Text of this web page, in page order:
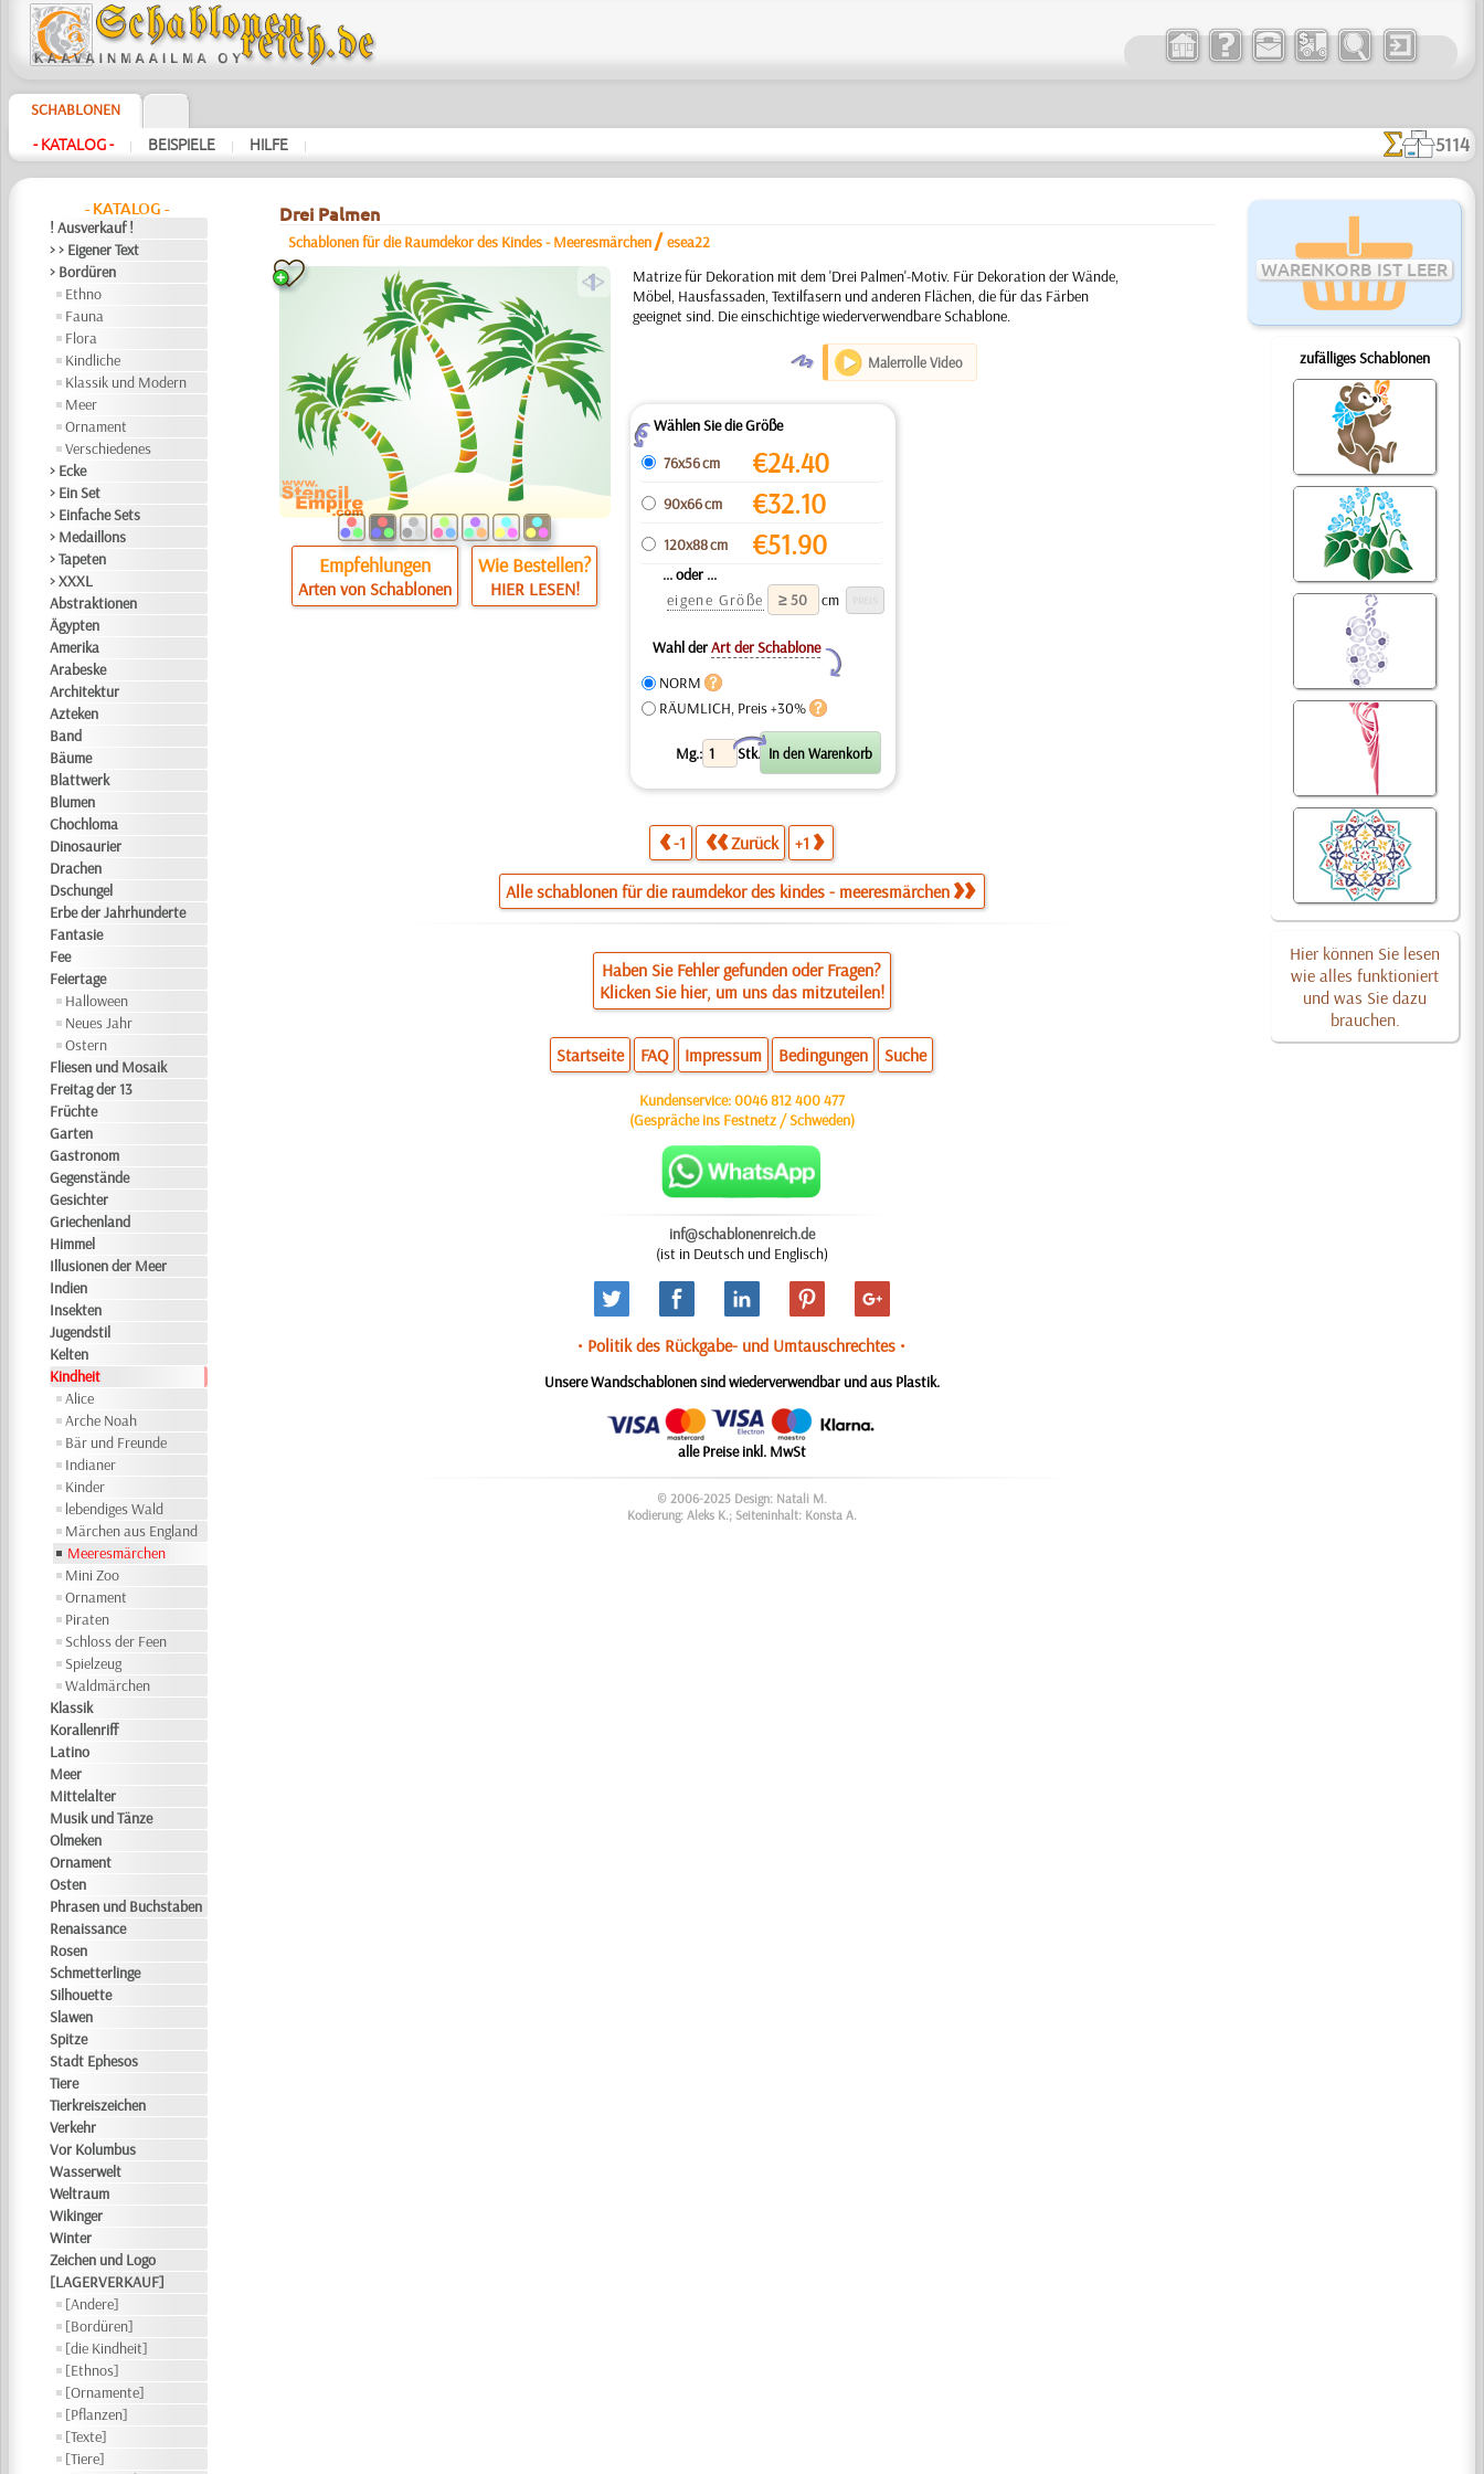
SCHABLONEN
- KATALOG - | BEISPIELE | HILFE | 5114
- KATALOG -
! Ausverkauf !
> > Eigener Text
> Bordüren
Ethno
Fauna
Flora
Kindliche
Klassik und Modern
Meer
Ornament
Verschiedenes
> Ecke
> Ein Set
> Einfache Sets
> Medaillons
> Tapeten
> XXXL
Abstraktionen
Ägypten
Amerika
Arabeske
Architektur
Azteken
Band
Bäume
Blattwerk
Blumen
Chochloma
Dinosaurier
Drachen
Dschungel
Erbe der Jahrhunderte
Fantasie
Fee
Feiertage
Halloween
Neues Jahr
Ostern
Fliesen und Mosaik
Freitag der 13
Früchte
Garten
Gastronom
Gegenstände
Gesichter
Griechenland
Himmel
Illusionen der Meer
Indien
Insekten
Jugendstil
Kelten
Kindheit
Alice
Arche Noah
Bär und Freunde
Indianer
Kinder
lebendiges Wald
Märchen aus England
Meeresmärchen
Mini Zoo
Ornament
Piraten
Schloss der Feen
Spielzeug
Waldmärchen
Klassik
Korallenriff
Latino
Meer
Mittelalter
Musik und Tänze
Olmeken
Ornament
Osten
Phrasen und Buchstaben
Renaissance
Rosen
Schmetterlinge
Silhouette
Slawen
Spitze
Stadt Ephesos
Tiere
Tierkreiszeichen
Verkehr
Vor Kolumbus
Wasserwelt
Weltraum
Wikinger
Winter
Zeichen und Logo
[LAGERVERKAUF]
[Andere]
[Bordüren]
[die Kindheit]
[Ethnos]
[Ornamente]
[Pflanzen]
[Texte]
[Tiere]
WARENKORB IST LEER
zufälliges Schablonen
Hier können Sie lesen
wie alles funktioniert
und was Sie dazu
brauchen.
Drei Palmen
Schablonen für die Raumdekor des Kindes - Meeresmärchen /esea22
a
Empfehlungen
Arten von Schablonen
Wie Bestellen?
HIER LESEN!
Matrize für Dekoration mit dem 'Drei Palmen'-Motiv. Für Dekoration der Wände,
Möbel, Hausfassaden, Textilfasern und anderen Flächen, die für das Färben
geeignet sind. Die einschichtige wiederverwendbare Schablone.
O Malerrolle Video
ZWählen Sie die Größe
76x56 cm
€24.40
90x66 cm €32.10
120x88 cm €51.90
... oder ...
eigene Größe
cm
Wahl derArt der Schablone
Y
NORM
RÄUMLICH, Preis +30%
Mg.: Stk.
X
-1 Zurück +1
Alle schablonen für die raumdekor des kindes - meeresmärchen
Haben Sie Fehler gefunden oder Fragen?
Klicken Sie hier, um uns das mitzuteilen!
Startseite FAQ Impressum Bedingungen Suche
Kundenservice:0046 812 400 477
(Gespräche ins Festnetz / Schweden)
inf@schablonenreich.de
(ist in Deutsch und Englisch)
• Politik des Rückgabe- und Umtauschrechtes •
Unsere Wandschablonen sind wiederverwendbar und aus Plastik.
alle Preise inkl. MwSt
© 2006-2025 Design: Natali M.
Kodierung: Aleks K.; Seiteninhalt: Konsta A.